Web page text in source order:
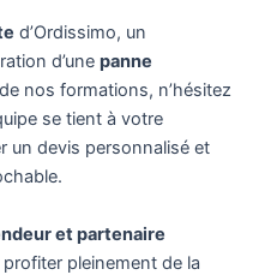
d’Ordissimo, un
d’une panne
nos formations, n’hésitez
se tient à votre
un devis personnalisé et
et partenaire
profiter pleinement de la